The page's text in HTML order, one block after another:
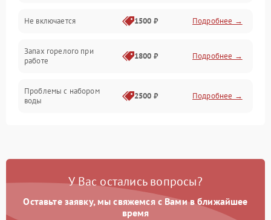
Не включается 1500 ₽ Подробнее →
Запах горелого при
работе
1800 ₽ Подробнее →
Проблемы с набором
воды
2500 ₽ Подробнее →
Замена платы управления 2200 ₽ Подробнее →
У Вас остались вопросы?
Оставьте заявку, мы свяжемся с Вами в ближайшее
время